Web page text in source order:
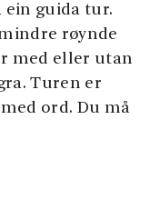
ein guida tur.
røynde
med eller utan
Turen er
ord. Du må